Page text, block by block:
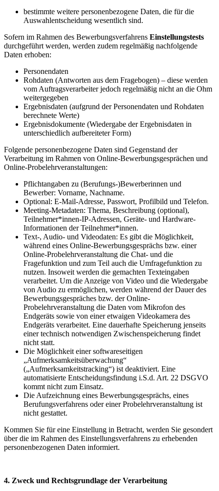
bestimmte weitere personenbezogene Daten, die für die
Auswahlentscheidung wesentlich sind.
Sofern im Rahmen des Bewerbungsverfahrens Einstellungstests
durchgeführt werden, werden zudem regelmäßig nachfolgende
Daten erhoben:
Personendaten
Rohdaten (Antworten aus dem Fragebogen) – diese werden
vom Auftragsverarbeiter jedoch regelmäßig nicht an die Ohm
weitergegeben
Ergebnisdaten (aufgrund der Personendaten und Rohdaten
berechnete Werte)
Ergebnisdokumente (Wiedergabe der Ergebnisdaten in
unterschiedlich aufbereiteter Form)
Folgende personenbezogene Daten sind Gegenstand der
Verarbeitung im Rahmen von Online-Bewerbungsgesprächen und
Online-Probelehrveranstaltungen:
Pflichtangaben zu (Berufungs-)Bewerberinnen und
Bewerber: Vorname, Nachname.
Optional: E-Mail-Adresse, Passwort, Profilbild und Telefon.
Meeting-Metadaten: Thema, Beschreibung (optional),
Teilnehmer*innen-IP-Adressen, Geräte- und Hardware-
Informationen der Teilnehmer*innen.
Text-, Audio- und Videodaten: Es gibt die Möglichkeit,
während eines Online-Bewerbungsgesprächs bzw. einer
Online-Probelehrveranstaltung die Chat- und die
Fragefunktion und zum Teil auch die Umfragefunktion zu
nutzen. Insoweit werden die gemachten Texteingaben
verarbeitet. Um die Anzeige von Video und die Wiedergabe
von Audio zu ermöglichen, werden während der Dauer des
Bewerbungsgespräches bzw. der Online-
Probelehrveranstaltung die Daten vom Mikrofon des
Endgeräts sowie von einer etwaigen Videokamera des
Endgeräts verarbeitet. Eine dauerhafte Speicherung jenseits
einer technisch notwendigen Zwischenspeicherung findet
nicht statt.
Die Möglichkeit einer softwareseitigen
„Aufmerksamkeitsüberwachung“
(„Aufmerksamkeitstracking“) ist deaktiviert. Eine
automatisierte Entscheidungsfindung i.S.d. Art. 22 DSGVO
kommt nicht zum Einsatz.
Die Aufzeichnung eines Bewerbungsgesprächs, eines
Berufungsverfahrens oder einer Probelehrveranstaltung ist
nicht gestattet.
Kommen Sie für eine Einstellung in Betracht, werden Sie gesondert
über die im Rahmen des Einstellungsverfahrens zu erhebenden
personenbezogenen Daten informiert.
4. Zweck und Rechtsgrundlage der Verarbeitung